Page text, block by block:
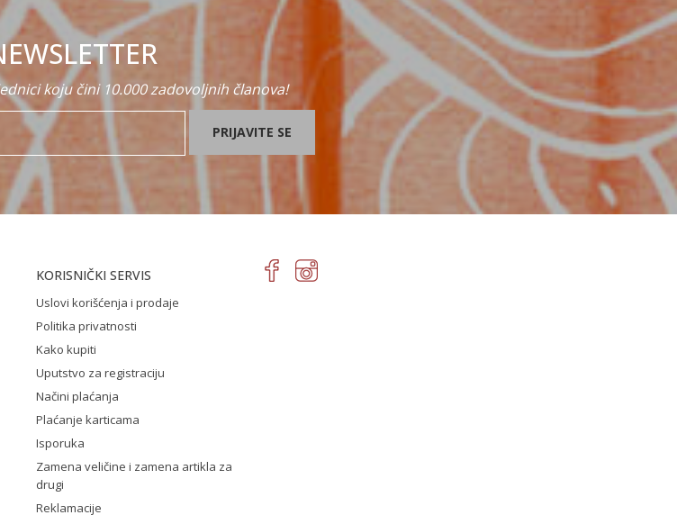
koju čini 10.000 zadovoljnih članova!
PRIJAVITE SE
KORISNIČKI SERVIS
Uslovi korišćenja i prodaje
Politika privatnosti
Kako kupiti
Uputstvo za registraciju
Načini plaćanja
Plaćanje karticama
Isporuka
Zamena veličine i zamena artikla za
drugi
Reklamacije